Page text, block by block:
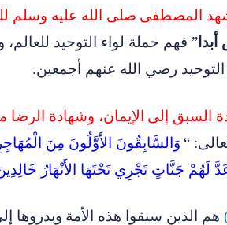
المصطفى صلى الله عليه وسلم
” فهم حملة لواء التوحيد
التوحيد رضي الله عنهم أجمعين.
السبق إلى الإيمان، وشهادة الرضا
“ وَالسَّابِقُونَ الأَوَّلُونَ مِنَ
لَهُمْ جَنَّاتٍ تَجْرِي تَحْتَهَا الأَنْهَارُ
هم الذين سبقوا هذه الأمة وبدروها